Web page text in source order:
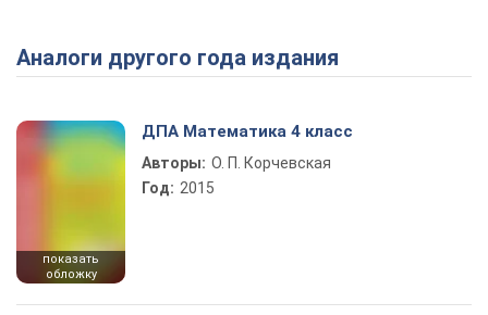
Play Video
Аналоги другого года издания
показать
обложку
ДПА Математика 4 класс
Авторы: О. П. Корчевская
Год: 2015